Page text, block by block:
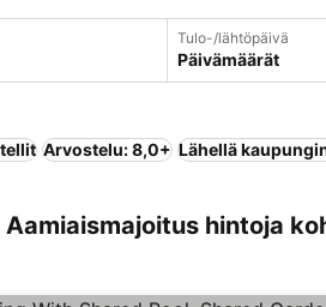
Tulo-/lähtöpäivä
Päivämäärät
Arvostelu: 8,0+ Lähellä
hintoja